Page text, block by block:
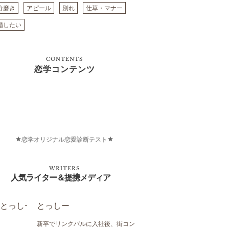
磨き アピール 別れ 仕草・マナー
したい
CONTENTS
恋学コンテンツ
恋学オリジナル恋愛診断テスト
WRITERS
人気ライター＆提携メディア
とっしー
新卒でリンクバルに入社後、街コン